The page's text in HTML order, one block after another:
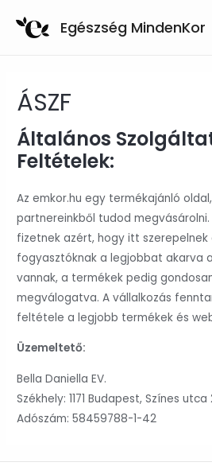
Egészség MindenKor
ÁSZF
Általános
Feltételek:
Az emkor.hu egy termékajánló
partnereinkből tudod
fizetnek azért, hogy itt szerepelnek
fogyasztóknak a legjobbat akarva
vannak, a termékek pedig
megválogatva. A vállalkozás
feltétele a legjobb termékek és
Üzemeltető:
Bella Daniella EV.
Székhely: 1171 Budapest, Színes utca
Adószám: 58459788-1-42